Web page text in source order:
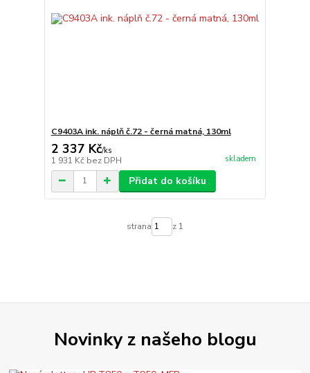
C9403A ink. náplň č.72 - černá matná, 130ml
2 337 Kč/ks
1 931 Kč bez DPH skladem
Přidat do košíku
strana z 1
Novinky z našeho blogu